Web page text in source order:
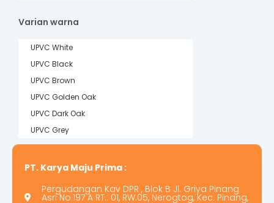
Varian warna
UPVC White
UPVC Black
UPVC Brown
UPVC Golden Oak
UPVC Dark Oak
UPVC Grey
PT. Karya Maju Prima :
Pergudangan Kav DPR , Blok B Jl. Griya Pinang
Asri No.197 A RT.: 01, RW.05, Nerogtog, Kec. Pinang,